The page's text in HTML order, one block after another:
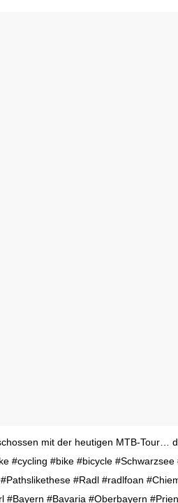
mit der heutigen MTB-Tour…
#cycling #bike #bicycle #Schwarzsee
#Radl #radlfoan
#Bayern #Bavaria #Oberbayern